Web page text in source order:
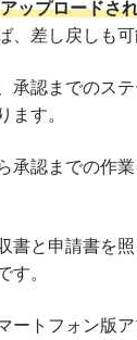
アップロードさ
、差し戻しも可
承認までのス
ます。
承認までの作
書と申請書を
す。
ートフォン版